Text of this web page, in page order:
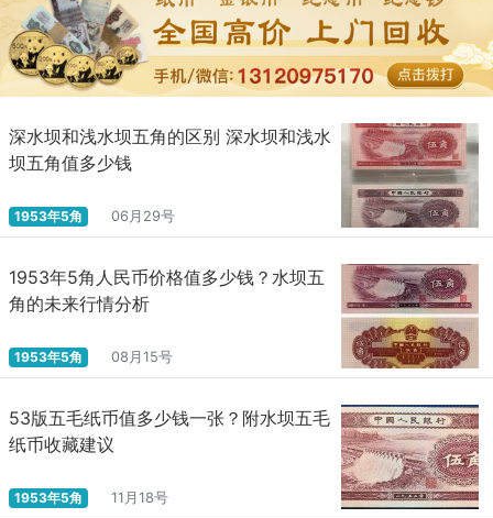
深水坝和浅水坝五角的区别 深水坝和浅水
坝五角值多少钱
1953年5角 06月29号
1953年5角人民币价格值多少钱？水坝五
角的未来行情分析
1953年5角 08月15号
53版五毛纸币值多少钱一张？附水坝五毛
纸币收藏建议
1953年5角 11月18号